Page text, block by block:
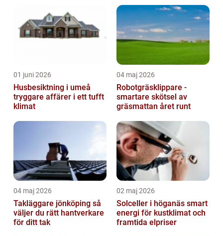
01 juni 2026
Husbesiktning i umeå
tryggare affärer i ett tufft
klimat
04 maj 2026
Robotgräsklippare -
smartare skötsel av
gräsmattan året runt
04 maj 2026
Takläggare jönköping så
väljer du rätt hantverkare
för ditt tak
02 maj 2026
Solceller i höganäs smart
energi för kustklimat och
framtida elpriser